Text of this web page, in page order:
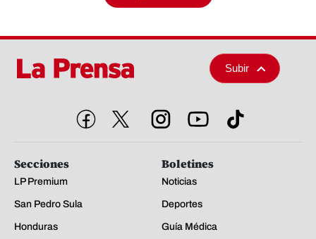
Subir
Secciones
LP Premium
San Pedro Sula
Honduras
Boletines
Noticias
Deportes
Guía Médica